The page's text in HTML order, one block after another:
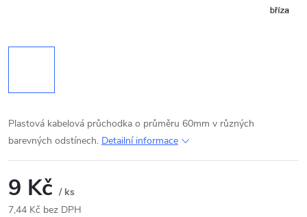
Plastová kabelová průchodka o průměru 60mm v různých
barevných odstínech. Detailní informace
9 Kč / ks
7,44 Kč bez DPH